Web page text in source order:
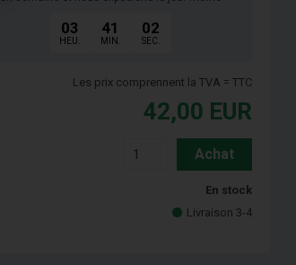
03
HEU.
41
MIN.
01
SEC.
Les prix comprennent la TVA = TTC
42,00 EUR
Achat
En stock
Livraison 3-4